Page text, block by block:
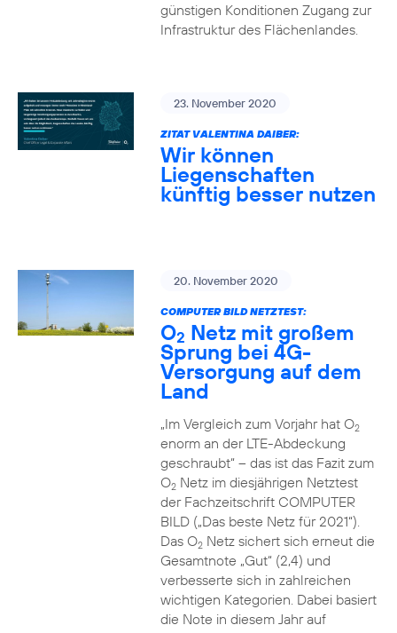
günstigen Konditionen Zugang zur
Infrastruktur des Flächenlandes.
23. November 2020
ZITAT VALENTINA DAIBER:
Wir können
Liegenschaften
künftig besser nutzen
20. November 2020
COMPUTER BILD NETZTEST:
O2 Netz mit großem
Sprung bei 4G-
Versorgung auf dem
Land
„Im Vergleich zum Vorjahr hat O2
enorm an der LTE-Abdeckung
geschraubt“ – das ist das Fazit zum
O2Netz im diesjährigen Netztest
der Fachzeitschrift COMPUTER
BILD („Das beste Netz für 2021“).
Das O2Netz sichert sich erneut die
Gesamtnote „Gut“ (2,4) und
verbesserte sich in zahlreichen
wichtigen Kategorien. Dabei basiert
die Note in diesem Jahr auf